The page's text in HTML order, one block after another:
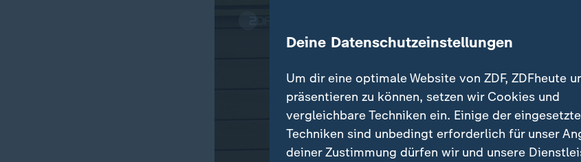
Deine Datenschutzeinstellungen
Um dir eine optimale Website von ZDF, ZDFheute
präsentieren zu können, setzen wir Cookies und
vergleichbare Techniken ein. Einige der
Techniken sind unbedingt erforderlich für unser
deiner Zustimmung dürfen wir und unsere